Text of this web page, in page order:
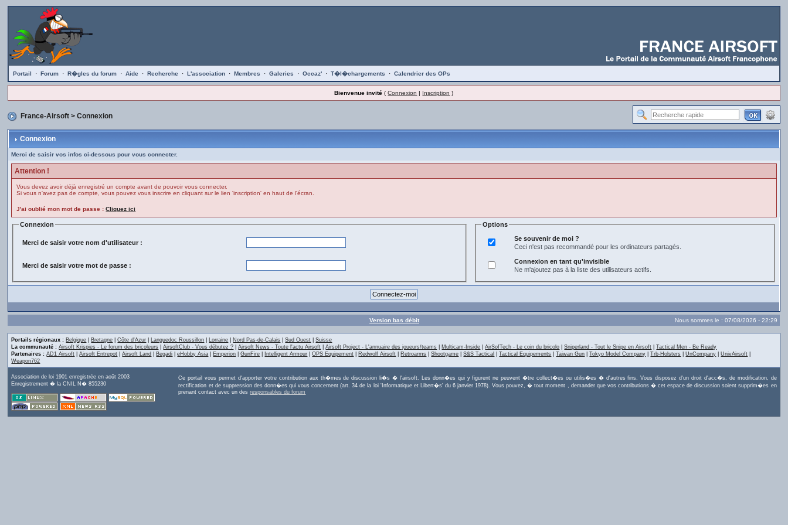
Portail · Forum · R�gles du forum · Aide · Recherche · L'association · Membres · Galeries · Occaz' · T�l�chargements · Calendrier des OPs
Bienvenue invité (Connexion | Inscription )
France-Airsoft > Connexion
Connexion
Merci de saisir vos infos ci-dessous pour vous connecter.
Attention !
Vous devez avoir déjà enregistré un compte avant de pouvoir vous connecter.
Si vous n'avez pas de compte, vous pouvez vous inscrire en cliquant sur le lien 'inscription' en haut de l'écran.
J'ai oublié mon mot de passe :Cliquez ici
Connexion
Merci de saisir votre nom d'utilisateur :
Merci de saisir votre mot de passe :
Options
Se souvenir de moi ?
Ceci n'est pas recommandé pour les ordinateurs partagés.
Connexion en tant qu'invisible
Ne m'ajoutez pas à la liste des utilisateurs actifs.
Version bas débit Nous sommes le : 07/08/2026 - 22:29
Portails régionaux : Belgique Bretagne |Côte d'Azur Languedoc Roussillon Lorraine Nord Pas-de-Calais |Sud Ouest |Suisse
La communauté : Airsoft Krispies - Le forum des bricoleurs |AirsoftClub - Vous débutez ? |Airsoft News - Toute l'actu Airsoft |Airsoft Project - L'annuaire des joueurs/teams Multicam-Inside |AirSofTech - Le coin du bricolo |Sniperland - Tout le Snipe en Airsoft |Tactical Men - Be Ready
Partenaires : AD1 Airsoft |Airsoft Entrepot |Airsoft Land Begadi |eHobby Asia Emperion |GunFire Intelligent Armour |OPS Equipement Redwolf Airsoft Retroarms |Shootgame |S&S Tactical |Tactical Equipements |Taiwan Gun |Tokyo Model Company |Trb-Holsters |UnCompany |UnivAirsoft
Weapon762
Association de loi 1901 enregistrée en août 2003
Enregistrement � la CNIL N� 855230
Ce portail vous permet d'apporter votre contribution aux th�mes de discussion li�s � l'airsoft. Les donn�es qui y figurent ne peuvent �tre collect�es ou utilis�es � d'autres fins. Vous disposez d'un droit d'acc�s, de modification, de
rectification et de suppression des donn�es qui vous concernent (art. 34 de la loi 'Informatique et Libert�s' du 6 janvier 1978). Vous pouvez, � tout moment , demander que vos contributions � cet espace de discussion soient supprim�es en
prenant contact avec un desresponsables du forum